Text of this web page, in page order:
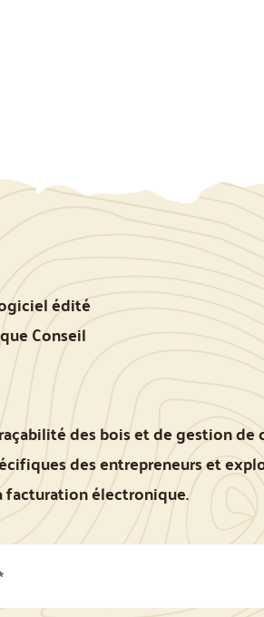
édité
Conseil
des bois et de gestion de
des entrepreneurs et
facturation électronique.